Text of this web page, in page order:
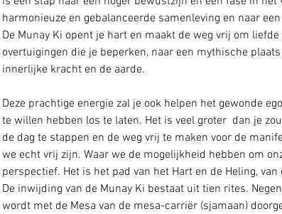
harmonieuze en gebalanceerde samenleving en naar
De Munay Ki opent je hart en maakt de weg vrij om
overtuigingen die je beperken, naar een mythische
innerlijke kracht en de aarde.
Deze prachtige energie zal je ook helpen het gewonde
te willen hebben los te laten. Het is veel groter  dan je
de dag te stappen en de weg vrij te maken voor de
we echt vrij zijn. Waar we de mogelijkheid hebben om
perspectief. Het is het pad van het Hart en de Heling,
De inwijding van de Munay Ki bestaat uit tien rites.
wordt met de Mesa van de mesa-carriër (sjamaan)